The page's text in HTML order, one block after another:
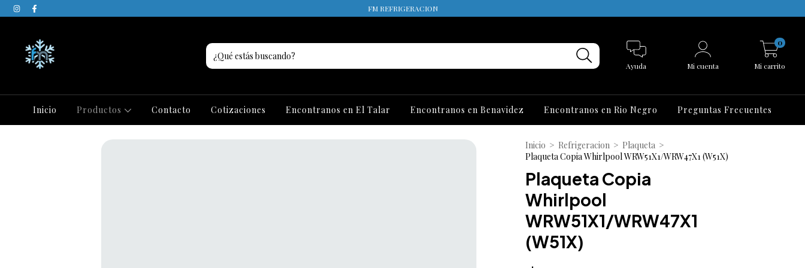
FM REFRIGERACION
Ayuda Mi cuenta Mi carrito
0
Inicio Productos Contacto Cotizaciones Encontranos en El Talar Encontranos en Benavidez Encontranos en Rio Negro Preguntas Frecuentes
Inicio > Refrigeracion > Plaqueta >
Plaqueta Copia Whirlpool WRW51X1/WRW47X1 (W51X)
Plaqueta Copia
Whirlpool
WRW51X1/WRW47X1
(W51X)